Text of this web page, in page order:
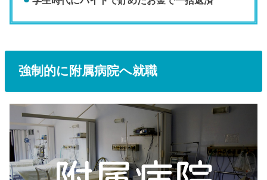
強制的に附属病院へ就職